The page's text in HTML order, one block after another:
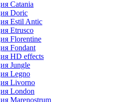
Catania
Doric
Estil Antic
Etrusco
Florentine
Fondant
HD effects
Jungle
Legno
Livorno
London
Marenostrum